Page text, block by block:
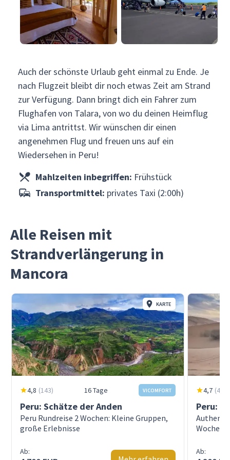
Auch der schönste Urlaub geht einmal zu Ende. Je
nach Flugzeit bleibt dir noch etwas Zeit am Strand
zur Verfügung. Dann bringt dich ein Fahrer zum
Flughafen von Talara, von wo du deinen Heimflug
via Lima antrittst. Wir wünschen dir einen
angenehmen Flug und freuen uns auf ein
Wiedersehen in Peru!
Mahlzeiten inbegriffen: Frühstück
Transportmittel: privates Taxi (2:00h)
Alle Reisen mit
Strandverlängerung in
Mancora
KARTE
4,8 (143) 16 Tage VICOMFORT
Peru: Schätze der Anden
Peru Rundreise 2 Wochen: Kleine Gruppen,
große Erlebnisse
Ab:
4,7 (46
Peru:
Wochen
Ab: